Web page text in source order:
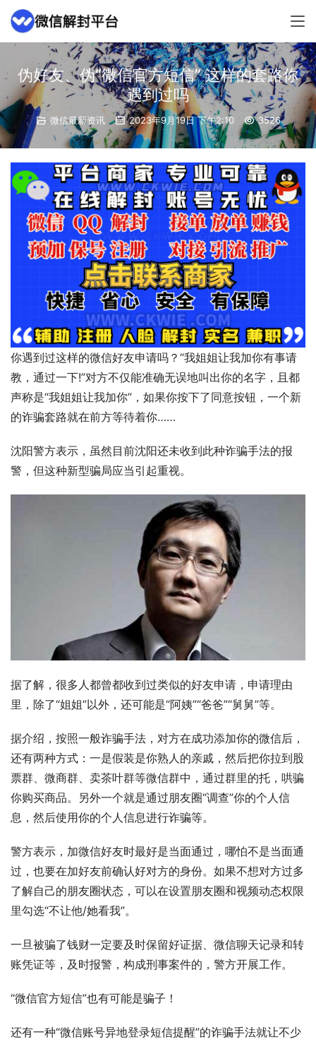
伪好友、伪“微信官方短信” 这样的套路你
遇到过吗
微信最新资讯 2023年9月19日 下午2:10 3526
你遇到过这样的微信好友申请吗？“我姐姐让我加你有事请
教，通过一下!”对方不仅能准确无误地叫出你的名字，且都
声称是“我姐姐让我加你”，如果你按下了同意按钮，一个新
的诈骗套路就在前方等待着你……
沈阳警方表示，虽然目前沈阳还未收到此种诈骗手法的报
警，但这种新型骗局应当引起重视。
据了解，很多人都曾都收到过类似的好友申请，申请理由
里，除了“姐姐”以外，还可能是“阿姨”“爸爸”“舅舅”等。
据介绍，按照一般诈骗手法，对方在成功添加你的微信后，
还有两种方式：一是假装是你熟人的亲戚，然后把你拉到股
票群、微商群、卖茶叶群等微信群中，通过群里的托，哄骗
你购买商品。另外一个就是通过朋友圈“调查”你的个人信
息，然后使用你的个人信息进行诈骗等。
警方表示，加微信好友时最好是当面通过，哪怕不是当面通
过，也要在加好友前确认好对方的身份。如果不想对方过多
了解自己的朋友圈状态，可以在设置朋友圈和视频动态权限
里勾选“不让他/她看我”。
一旦被骗了钱财一定要及时保留好证据、微信聊天记录和转
账凭证等，及时报警，构成刑事案件的，警方开展工作。
“微信官方短信”也有可能是骗子！
还有一种“微信账号异地登录短信提醒”的诈骗手法就让不少